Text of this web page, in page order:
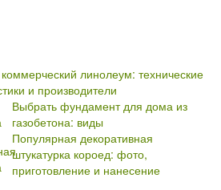
линолеум: технические
и производители
Выбрать фундамент для дома из
газобетона: виды
Популярная декоративная
штукатурка короед: фото,
приготовление и нанесение